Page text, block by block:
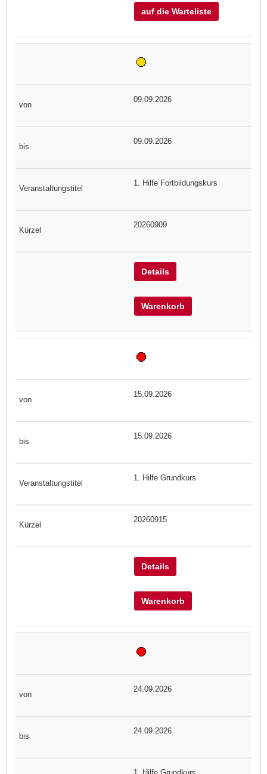
auf die Warteliste
09.09.2026
09.09.2026
1. Hilfe Fortbildungskurs
20260909
Details
Warenkorb
15.09.2026
15.09.2026
1. Hilfe Grundkurs
20260915
Details
Warenkorb
24.09.2026
24.09.2026